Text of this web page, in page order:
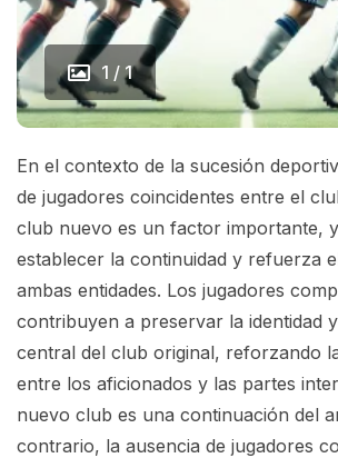
1 / 1
En el contexto de la sucesión
de jugadores coincidentes entre el
club nuevo es un factor importante,
establecer la continuidad y refuerza
ambas entidades. Los jugadores
contribuyen a preservar la identidad
central del club original, reforzando
entre los aficionados y las partes
nuevo club es una continuación del
contrario, la ausencia de jugadores